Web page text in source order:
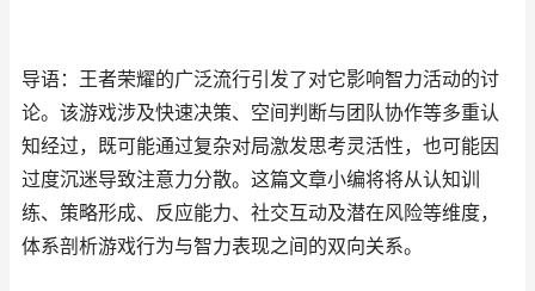
导语：王者荣耀的广泛流行引发了对它影响智力活动的讨
论。该游戏涉及快速决策、空间判断与团队协作等多重认
知经过，既可能通过复杂对局激发思考灵活性，也可能因
过度沉迷导致注意力分散。这篇文章小编将将从认知训
练、策略形成、反应能力、社交互动及潜在风险等维度，
体系剖析游戏行为与智力表现之间的双向关系。